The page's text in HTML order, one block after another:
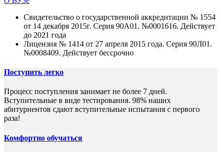
Свидетельство о государственной аккредитации № 1554
от 14 декабря 2015г. Серия 90А01. №0001616. Действует
до 2021 года
Лицензия № 1414 от 27 апреля 2015 года. Серия 90Л01.
№0008409. Действует бессрочно
Поступить легко
Процесс поступления занимает не более 7 дней.
Вступительные в виде тестирования. 98% наших
абитуриентов сдают вступительные испытания с первого
раза!
Комфортно обучаться